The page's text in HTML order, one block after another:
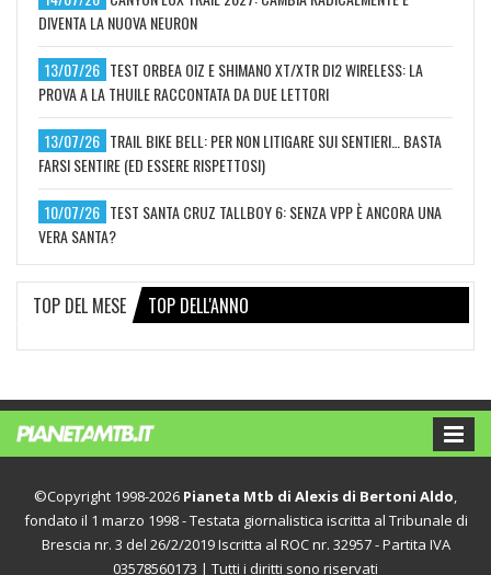
DIVENTA LA NUOVA NEURON
13/07/26 TEST ORBEA OIZ E SHIMANO XT/XTR DI2 WIRELESS: LA
PROVA A LA THUILE RACCONTATA DA DUE LETTORI
13/07/26 TRAIL BIKE BELL: PER NON LITIGARE SUI SENTIERI… BASTA
FARSI SENTIRE (ED ESSERE RISPETTOSI)
10/07/26 TEST SANTA CRUZ TALLBOY 6: SENZA VPP È ANCORA UNA
VERA SANTA?
TOP DEL MESE TOP DELL'ANNO
©Copyright 1998-2026 Pianeta Mtb di Alexis di Bertoni Aldo,
fondato il 1 marzo 1998 - Testata giornalistica iscritta al Tribunale di
Brescia nr. 3 del 26/2/2019 Iscritta al ROC nr. 32957 - Partita IVA
03578560173 | Tutti i diritti sono riservati